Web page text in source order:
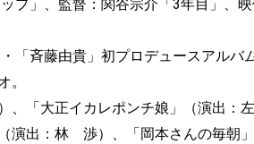
プ」、監督：関谷宗介「3年目」、
「斉藤由貴」初プロデュースアルバ
。
、「大正イカレポンチ娘」（演出：
演出：林 渉）、「岡本さんの毎朝